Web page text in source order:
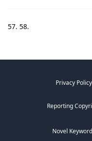
57. 58.
Privacy Policy
Reporting
Novel